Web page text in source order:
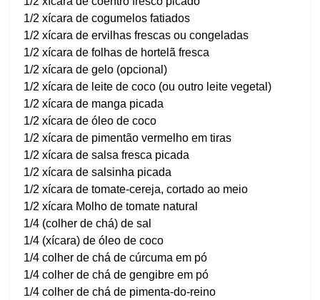
1/2 xícara de cogumelos fatiados
1/2 xícara de ervilhas frescas ou congeladas
1/2 xícara de folhas de hortelã fresca
1/2 xícara de gelo (opcional)
1/2 xícara de leite de coco (ou outro leite vegetal)
1/2 xícara de manga picada
1/2 xícara de óleo de coco
1/2 xícara de pimentão vermelho em tiras
1/2 xícara de salsa fresca picada
1/2 xícara de salsinha picada
1/2 xícara de tomate-cereja, cortado ao meio
1/2 xícara Molho de tomate natural
1/4 (colher de chá) de sal
1/4 (xícara) de óleo de coco
1/4 colher de chá de cúrcuma em pó
1/4 colher de chá de gengibre em pó
1/4 colher de chá de pimenta-do-reino